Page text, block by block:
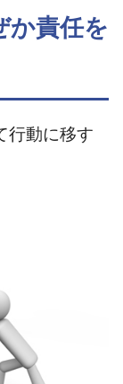
か責任を
行動に移す